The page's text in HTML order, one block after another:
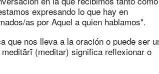
expresando lo que hay en
as por Aquel a quien hablamos".
que nos lleva a la oración o puede ser
(meditar) significa reflexionar o